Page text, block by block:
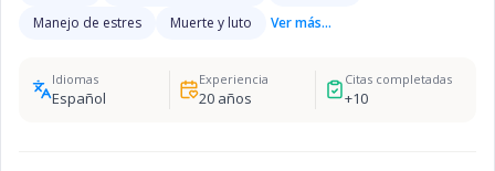
Manejo de estres
Muerte y luto Ver más...
Idiomas
Español
Experiencia
20años
Citas completadas
+10